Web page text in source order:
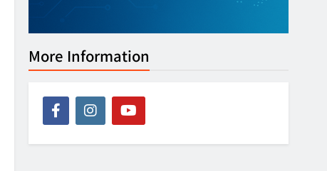
More Information